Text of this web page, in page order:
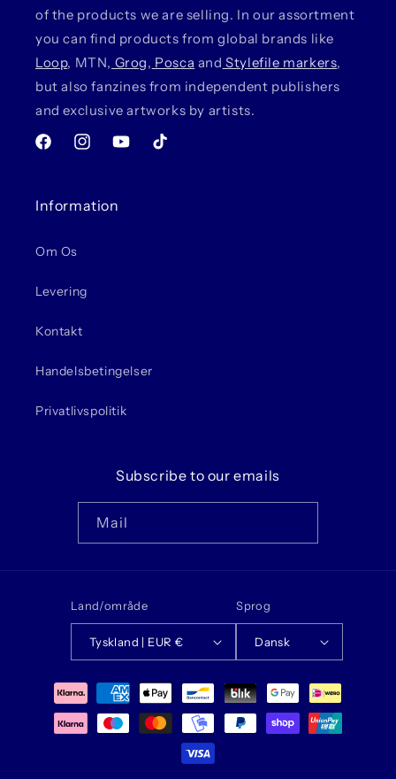
of the products we are selling. In our assortment
you can find products from global brands like
Loop, MTN, Grog, Posca and Stylefile markers,
but also fanzines from independent publishers
and exclusive artworks by artists.
FacebookInstagramYouTubeTikTok
Information
Om Os
Levering
Kontakt
Handelsbetingelser
Privatlivspolitik
Subscribe to our emails
Mail
Land/område
Tyskland | EUR €
Sprog
Dansk
Betalingsmetoder